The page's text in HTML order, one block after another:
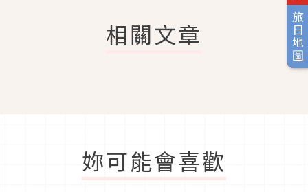
旅日地圖
相關文章
妳可能會喜歡